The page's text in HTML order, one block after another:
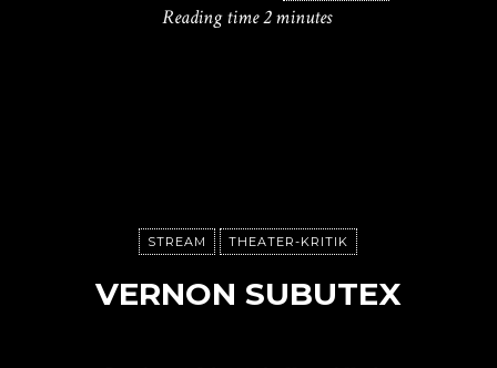
Reading time2 minutes
STREAM THEATER-KRITIK
VERNON SUBUTEX